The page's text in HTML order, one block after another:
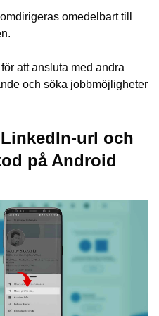
omedelbart till
att ansluta med andra
och söka jobbmöjligheter
url och
på Android